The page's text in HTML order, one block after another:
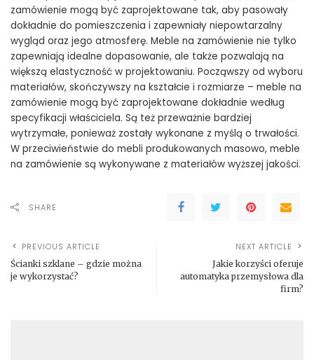
zamówienie mogą być zaprojektowane tak, aby pasowały
dokładnie do pomieszczenia i zapewniały niepowtarzalny
wygląd oraz jego atmosferę. Meble na zamówienie nie tylko
zapewniają idealne dopasowanie, ale także pozwalają na
większą elastyczność w projektowaniu. Począwszy od wyboru
materiałów, skończywszy na kształcie i rozmiarze – meble na
zamówienie mogą być zaprojektowane dokładnie według
specyfikacji właściciela. Są też przeważnie bardziej
wytrzymałe, ponieważ zostały wykonane z myślą o trwałości.
W przeciwieństwie do mebli produkowanych masowo, meble
na zamówienie są wykonywane z materiałów wyższej jakości.
SHARE
PREVIOUS ARTICLE
Ścianki szklane – gdzie można
je wykorzystać?
NEXT ARTICLE
Jakie korzyści oferuje
automatyka przemysłowa dla
firm?